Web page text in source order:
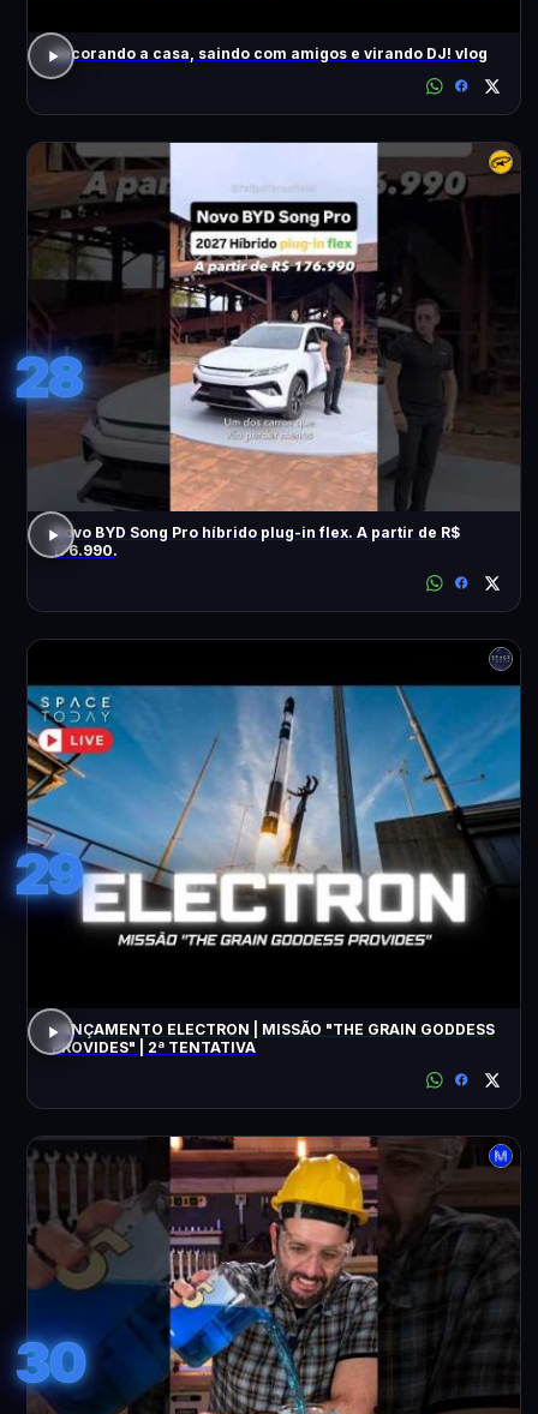
decorando a casa, saindo com amigos e virando DJ! vlog
28
Novo BYD Song Pro híbrido plug-in flex. A partir de R$
176.990.
29
LANÇAMENTO ELECTRON | MISSÃO "THE GRAIN GODDESS
PROVIDES" | 2ª TENTATIVA
30